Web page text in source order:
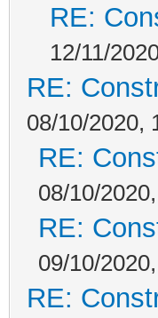
RE:
12/11/
RE:
08/10/2020,
RE:
08/10/
RE:
09/10/
RE: